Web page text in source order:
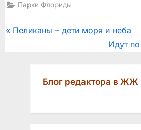
Парки Флориды
Post
P
Пеликаны – дети моря и неба
N
t
o
Идут
Блог редактора в ЖЖ